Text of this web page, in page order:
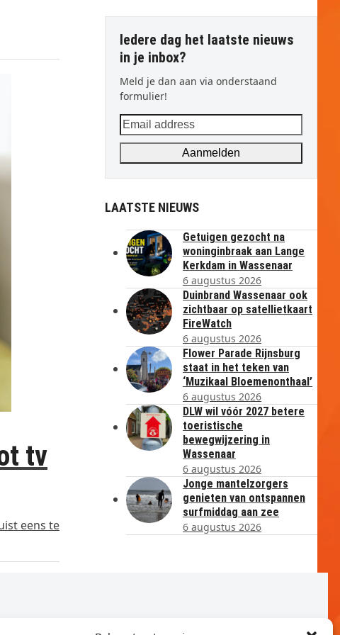
tv
eens te
Iedere dag het laatste nieuws
in je inbox?
Meld je dan aan via onderstaand
formulier!
Email
address
Aanmelden
LAATSTE NIEUWS
Getuigen gezocht na
woninginbraak aan Lange
Kerkdam in Wassenaar
6 augustus 2026
Duinbrand Wassenaar ook
zichtbaar op satellietkaart
FireWatch
6 augustus 2026
Flower Parade Rijnsburg
staat in het teken van
‘Muzikaal Bloemenonthaal’
6 augustus 2026
DLW wil vóór 2027 betere
toeristische
bewegwijzering in
Wassenaar
6 augustus 2026
Jonge mantelzorgers
genieten van ontspannen
surfmiddag aan zee
6 augustus 2026